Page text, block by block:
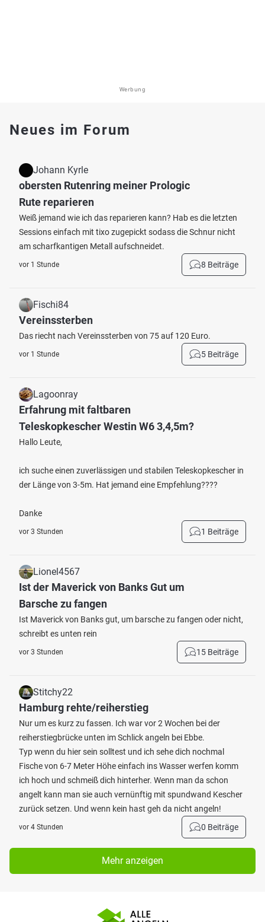
Werbung
Neues im Forum
Johann Kyrle
obersten Rutenring meiner Prologic
Rute reparieren
Weiß jemand wie ich das reparieren kann? Hab es die letzten
Sessions einfach mit tixo zugepickt sodass die Schnur nicht
am scharfkantigen Metall aufschneidet.
vor 1 Stunde 8 Beiträge
Fischi84
Vereinssterben
Das riecht nach Vereinssterben von 75 auf 120 Euro.
vor 1 Stunde 5 Beiträge
Lagoonray
Erfahrung mit faltbaren
Teleskopkescher Westin W6 3,4,5m?
Hallo Leute,
ich suche einen zuverlässigen und stabilen Teleskopkescher in
der Länge von 3-5m. Hat jemand eine Empfehlung????
Danke
vor 3 Stunden 1 Beiträge
Lionel4567
Ist der Maverick von Banks Gut um
Barsche zu fangen
Ist Maverick von Banks gut, um barsche zu fangen oder nicht,
schreibt es unten rein
vor 3 Stunden 15 Beiträge
Stitchy22
Hamburg rehte/reiherstieg
Nur um es kurz zu fassen. Ich war vor 2 Wochen bei der
reiherstiegbrücke unten im Schlick angeln bei Ebbe.
Typ wenn du hier sein solltest und ich sehe dich nochmal
Fische von 6-7 Meter Höhe einfach ins Wasser werfen komm
ich hoch und schmeiß dich hinterher. Wenn man da schon
angelt kann man sie auch vernünftig mit spundwand Kescher
zurück setzen. Und wenn kein hast geh da nicht angeln!
vor 4 Stunden 0 Beiträge
Mehr anzeigen